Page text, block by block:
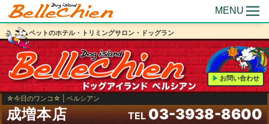
MENU
ペットのホテル・トリミングサロン・ドッグラン
お問い合わせ
☆今日のワンコ☆ | ベルシアン
成増本店 TEL 03-3938-8600